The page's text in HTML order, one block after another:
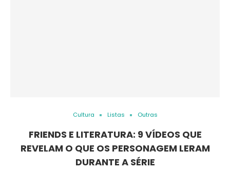
Cultura Listas Outras
FRIENDS E LITERATURA: 9 VÍDEOS QUE
REVELAM O QUE OS PERSONAGEM LERAM
DURANTE A SÉRIE